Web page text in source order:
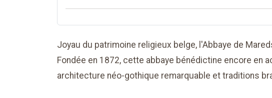
Joyau du patrimoine religieux belge, l'Abbaye de
Fondée en 1872, cette abbaye bénédictine encore
architecture néo-gothique remarquable et traditions